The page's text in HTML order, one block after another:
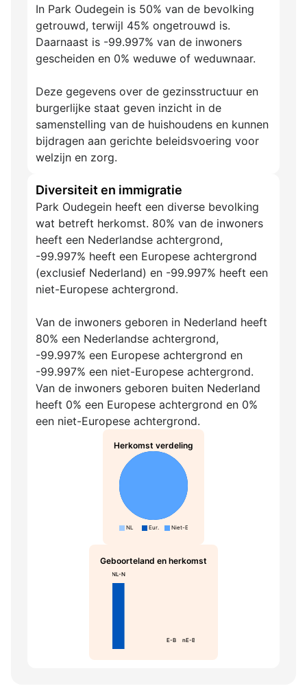
In Park Oudegein is 50% van de bevolking
getrouwd, terwijl 45% ongetrouwd is.
Daarnaast is -99.997% van de inwoners
gescheiden en 0% weduwe of weduwnaar.
Deze gegevens over de gezinsstructuur en
burgerlijke staat geven inzicht in de
samenstelling van de huishoudens en kunnen
bijdragen aan gerichte beleidsvoering voor
welzijn en zorg.
Diversiteit en immigratie
Park Oudegein heeft een diverse bevolking
wat betreft herkomst. 80% van de inwoners
heeft een Nederlandse achtergrond,
-99.997% heeft een Europese achtergrond
(exclusief Nederland) en -99.997% heeft een
niet-Europese achtergrond.
Van de inwoners geboren in Nederland heeft
80% een Nederlandse achtergrond,
-99.997% een Europese achtergrond en
-99.997% een niet-Europese achtergrond.
Van de inwoners geboren buiten Nederland
heeft 0% een Europese achtergrond en 0%
een niet-Europese achtergrond.
Herkomst verdeling
NL Eur. Niet-Eur.
Geboorteland en herkomst
NL-N
E-B nE-B